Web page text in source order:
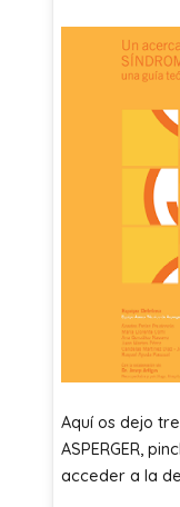
Aquí os dejo
ASPERGER,
acceder a la